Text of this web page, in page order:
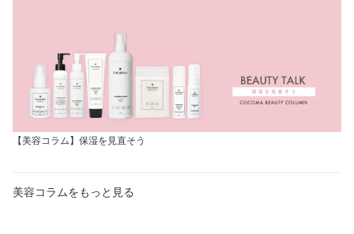
【美容コラム】保湿を見直そう
美容コラムをもっと見る